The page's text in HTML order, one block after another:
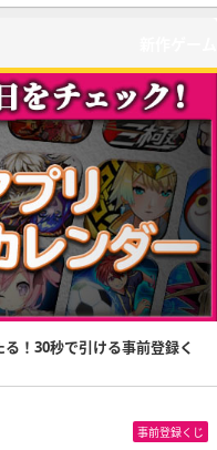
！30秒で引ける事前登録く
事前登録くじ